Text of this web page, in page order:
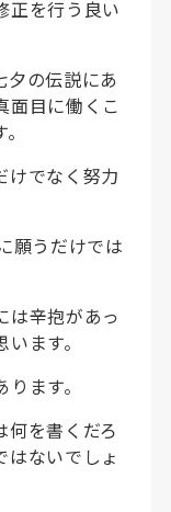
正を行う良い
夕の伝説にあ
面目に働くこ
けでなく努力
願うだけでは
は辛抱があっ
ます。
ます。
何を書くだろ
はないでしょ